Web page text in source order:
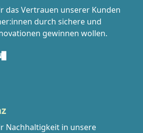
das Vertrauen unserer Kunden
durch sichere und
gewinnen wollen.
Nachhaltigkeit in unsere